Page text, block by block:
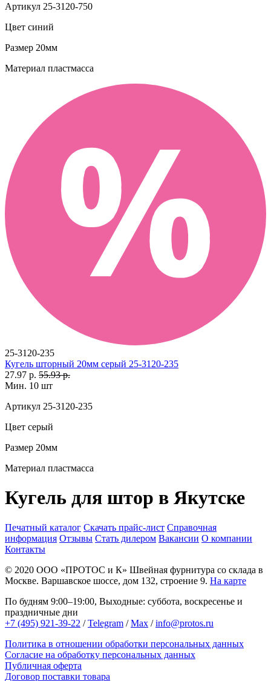
Артикул 25-3120-750
Цвет синий
Размер 20мм
Материал пластмасса
25-3120-235
Кугель шторный 20мм серый 25-3120-235
27.97 р. 55.93 р.
Мин. 10 шт
Артикул 25-3120-235
Цвет серый
Размер 20мм
Материал пластмасса
Кугель для штор в Якутске
Печатный каталог Скачать прайс-лист Справочная
информация Отзывы Стать дилером Вакансии О компании
Контакты
© 2020 ООО «ПРОТОС и К» Швейная фурнитура со склада в
Москве. Варшавское шоссе, дом 132, строение 9. На карте
По будням 9:00–19:00, Выходные: суббота, воскресенье и
праздничные дни
+7 (495) 921-39-22 /Telegram /Max /info@protos.ru
Политика в отношении обработки персональных данных
Согласие на обработку персональных данных
Публичная оферта
Договор поставки товара